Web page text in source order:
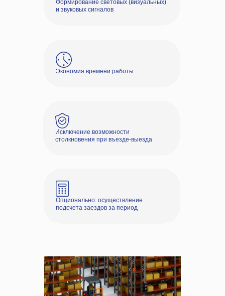
Опционально: осуществление
подсчета заездов за период
Исключение возможности
столкновения при въезде-выезда
Экономия времени работы
Формирование световых (визуальных)
и звуковых сигналов